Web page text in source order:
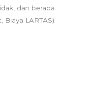
dan berapa
LARTAS).